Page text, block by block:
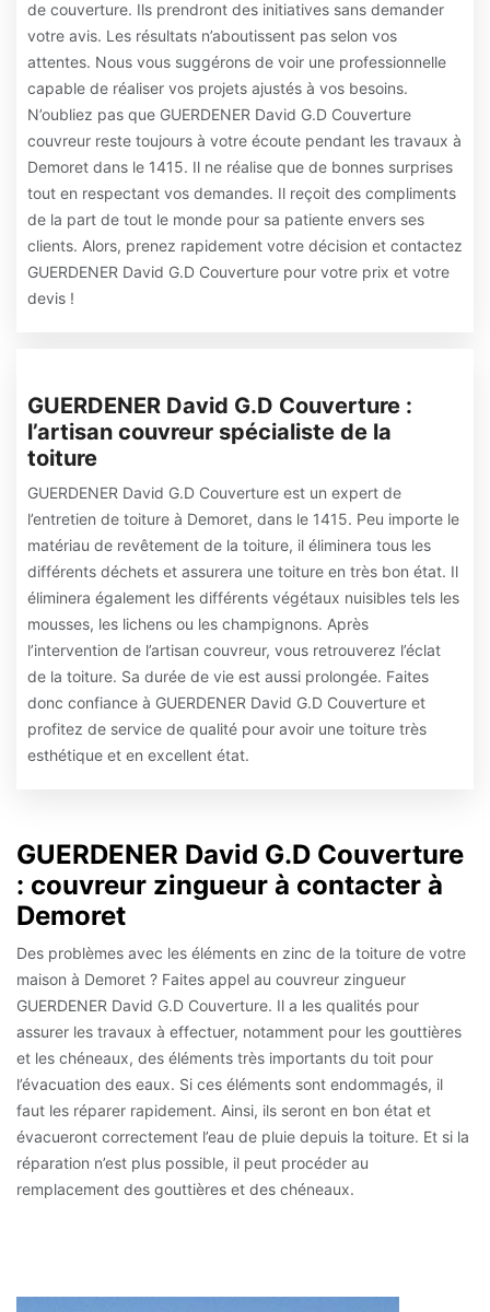
de couverture. Ils prendront des initiatives sans demander
votre avis. Les résultats n’aboutissent pas selon vos
attentes. Nous vous suggérons de voir une professionnelle
capable de réaliser vos projets ajustés à vos besoins.
N’oubliez pas que GUERDENER David G.D Couverture
couvreur reste toujours à votre écoute pendant les travaux à
Demoret dans le 1415. Il ne réalise que de bonnes surprises
tout en respectant vos demandes. Il reçoit des compliments
de la part de tout le monde pour sa patiente envers ses
clients. Alors, prenez rapidement votre décision et contactez
GUERDENER David G.D Couverture pour votre prix et votre
devis !
GUERDENER David G.D Couverture :
l’artisan couvreur spécialiste de la
toiture
GUERDENER David G.D Couverture est un expert de
l’entretien de toiture à Demoret, dans le 1415. Peu importe le
matériau de revêtement de la toiture, il éliminera tous les
différents déchets et assurera une toiture en très bon état. Il
éliminera également les différents végétaux nuisibles tels les
mousses, les lichens ou les champignons. Après
l’intervention de l’artisan couvreur, vous retrouverez l’éclat
de la toiture. Sa durée de vie est aussi prolongée. Faites
donc confiance à GUERDENER David G.D Couverture et
profitez de service de qualité pour avoir une toiture très
esthétique et en excellent état.
GUERDENER David G.D Couverture
: couvreur zingueur à contacter à
Demoret
Des problèmes avec les éléments en zinc de la toiture de votre
maison à Demoret ? Faites appel au couvreur zingueur
GUERDENER David G.D Couverture. Il a les qualités pour
assurer les travaux à effectuer, notamment pour les gouttières
et les chéneaux, des éléments très importants du toit pour
l’évacuation des eaux. Si ces éléments sont endommagés, il
faut les réparer rapidement. Ainsi, ils seront en bon état et
évacueront correctement l’eau de pluie depuis la toiture. Et si la
réparation n’est plus possible, il peut procéder au
remplacement des gouttières et des chéneaux.